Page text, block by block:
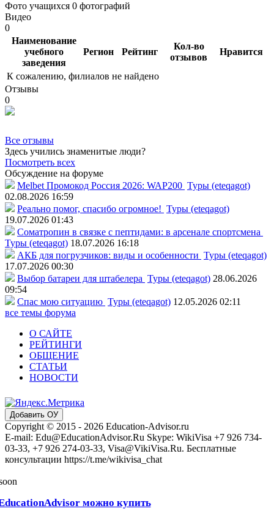
Фото учащихся 0 фотографий
Видео
0
Наименование
учебного
заведения
Регион Рейтинг
Кол-во
отзывов
Нравится
К сожалению, филиалов не найдено
Отзывы
0
Все отзывы
Здесь учились знаменитые люди?
Посмотреть всех
Обсуждение на форуме
Melbet Промокод Россия 2026: WAP200 Туры (eteqagot)
02.08.2026 16:59
Реально помог, спасибо огромное! Туры (eteqagot)
19.07.2026 01:43
Соматропин в связке с пептидами: в арсенале спортсмена
Туры (eteqagot) 18.07.2026 16:18
АКБ для погрузчиков: виды и особенности Туры (eteqagot)
17.07.2026 00:30
Выбор батареи для штабелера Туры (eteqagot) 28.06.2026
09:54
Спас мою ситуацию Туры (eteqagot) 12.05.2026 02:11
все темы форума
О САЙТЕ
РЕЙТИНГИ
ОБЩЕНИЕ
СТАТЬИ
НОВОСТИ
Добавить ОУ
Copyright © 2015 - 2026 Education-Advisor.ru
E-mail: Edu@EducationAdvisor.Ru Skype: WikiVisa +7 926 734-
03-33, +7 926 274-03-33, Visa@VikiVisa.Ru. Бесплатные
консультации https://t.me/wikivisa_chat
можно купить